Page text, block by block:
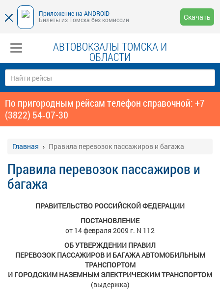
Приложение на ANDROID
Билеты из Томска без комиссии
Скачать
АВТОВОКЗАЛЫ ТОМСКА И
ОБЛАСТИ
По пригородным рейсам телефон справочной: +7
(3822) 54‑07-30
Главная Правила перевозок пассажиров и багажа
Правила перевозок пассажиров и
багажа
ПРАВИТЕЛЬСТВО РОССИЙСКОЙ ФЕДЕРАЦИИ
ПОСТАНОВЛЕНИЕ
от 14 февраля 2009 г. N 112
ОБ УТВЕРЖДЕНИИ ПРАВИЛ
ПЕРЕВОЗОК ПАССАЖИРОВ И БАГАЖА АВТОМОБИЛЬНЫМ
ТРАНСПОРТОМ
И ГОРОДСКИМ НАЗЕМНЫМ ЭЛЕКТРИЧЕСКИМ ТРАНСПОРТОМ
(выдержка)